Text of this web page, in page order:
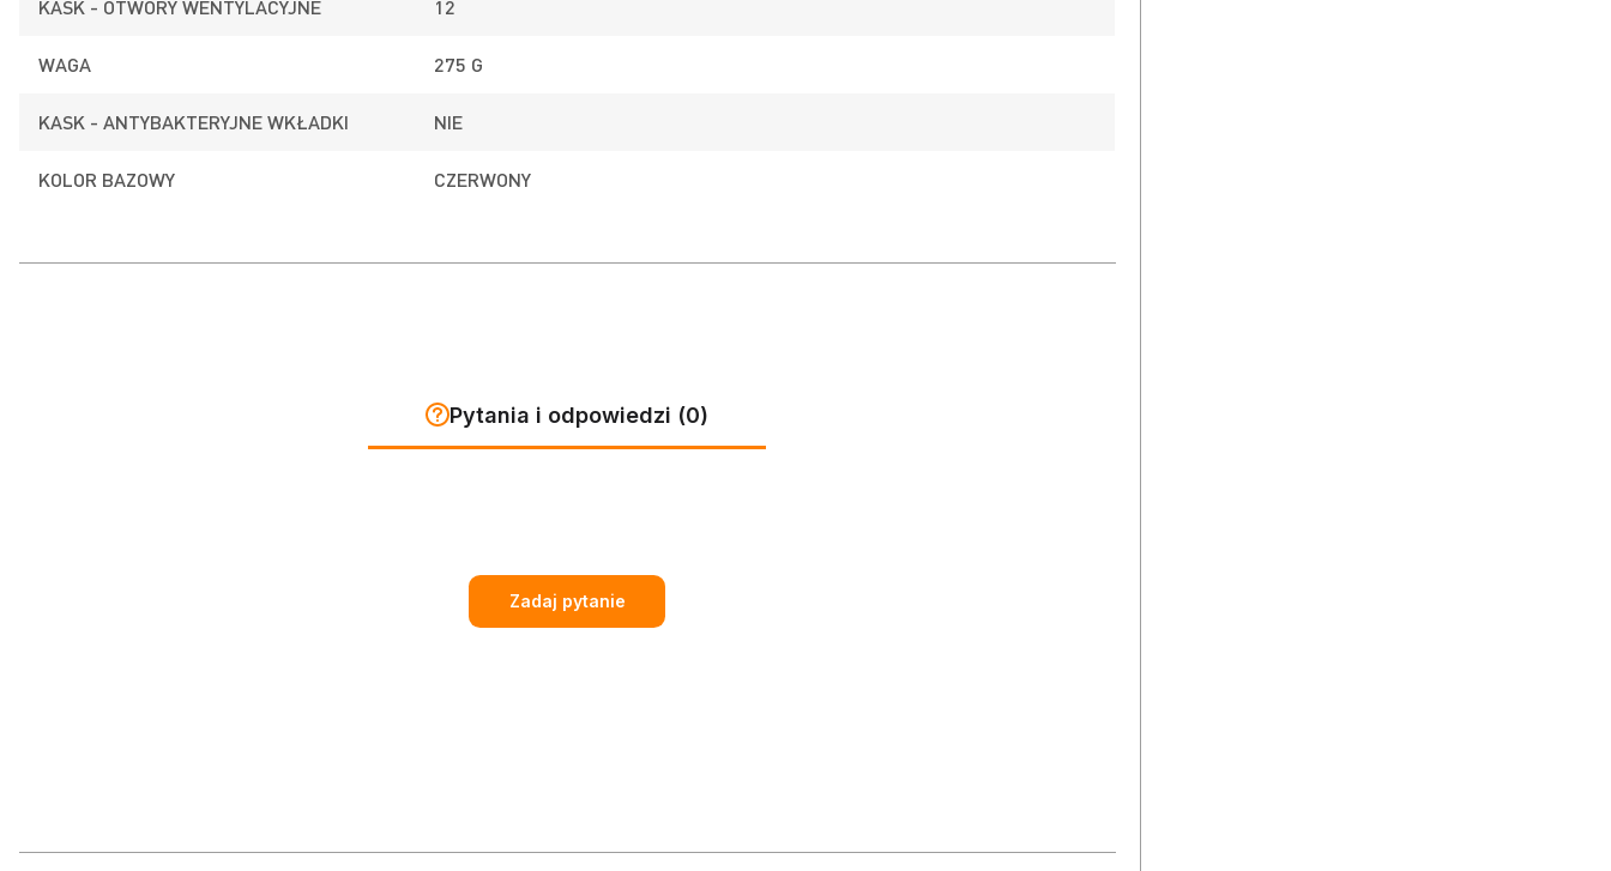
KASK - OTWORY WENTYLACYJNE 12
WAGA 275 G
KASK - ANTYBAKTERYJNE WKŁADKI NIE
KOLOR BAZOWY CZERWONY
Pytania i odpowiedzi (0)
Zadaj pytanie